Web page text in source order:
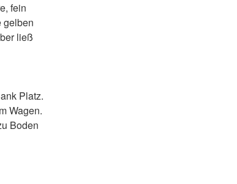
fein
gelben
ließ
Platz.
Wagen.
Boden